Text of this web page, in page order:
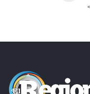
Luis Emilio